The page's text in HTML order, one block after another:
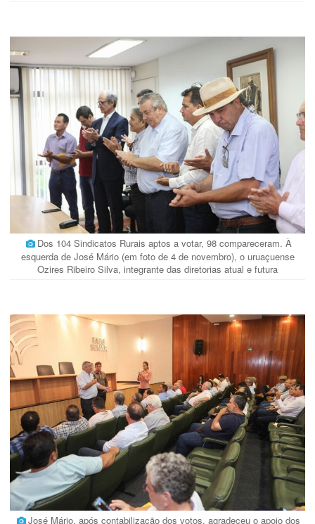
Dos 104 Sindicatos Rurais aptos a votar, 98 compareceram. À
esquerda de José Mário (em foto de 4 de novembro), o uruaçuense
Ozires Ribeiro Silva, integrante das diretorias atual e futura
José Mário, após contabilização dos votos, agradeceu o apoio dos